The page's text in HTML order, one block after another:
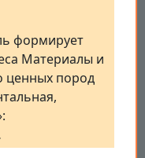
формирует
Материалы и
ценных пород